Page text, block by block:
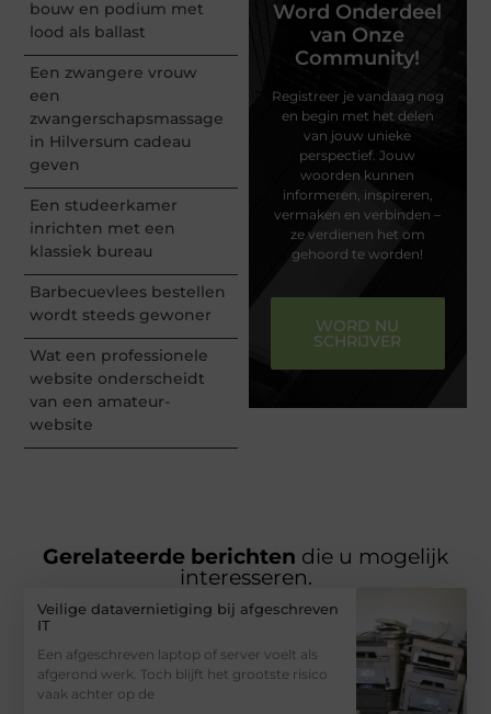
bouw en podium met
lood als ballast
Een zwangere vrouw
een
zwangerschapsmassage
in Hilversum cadeau
geven
Een studeerkamer
inrichten met een
klassiek bureau
Barbecuevlees bestellen
wordt steeds gewoner
Wat een professionele
website onderscheidt
van een amateur-
website
Word Onderdeel
van Onze
Community!
Registreer je vandaag nog
en begin met het delen
van jouw unieke
perspectief. Jouw
woorden kunnen
informeren, inspireren,
vermaken en verbinden –
ze verdienen het om
gehoord te worden!
WORD NU
SCHRIJVER
Gerelateerde berichten die u mogelijk
interesseren.
Veilige datavernietiging bij afgeschreven
IT
Een afgeschreven laptop of server voelt als
afgerond werk. Toch blijft het grootste risico
vaak achter op de